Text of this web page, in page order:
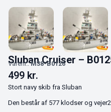
Sluban Cruiser –
Varenr.:M38-B0126
499 kr.
Stort navy skib fra Sluban
Den består af 577 klodser og